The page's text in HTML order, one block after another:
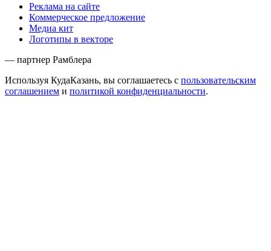
Реклама на сайте
Коммерческое предложение
Медиа кит
Логотипы в векторе
— партнер Рамблера
Используя КудаКазань, вы соглашаетесь с пользовательским
соглашением и политикой конфиденциальности.